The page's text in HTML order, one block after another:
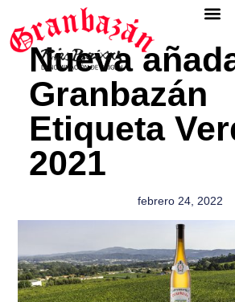
Nueva
Granbazán
Etiqueta
2021
febrero 24, 2022